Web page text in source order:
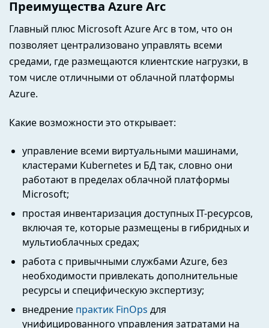
Преимущества Azure Arc
Главный плюс Microsoft Azure Arc в том, что он
позволяет централизовано управлять всеми
средами, где размещаются клиентские нагрузки, в
том числе отличными от облачной платформы
Azure.
Какие возможности это открывает:
управление всеми виртуальными машинами,
кластерами Kubernetes и БД так, словно они
работают в пределах облачной платформы
Microsoft;
простая инвентаризация доступных IT-ресурсов,
включая те, которые размещены в гибридных и
мультиоблачных средах;
работа с привычными службами Azure, без
необходимости привлекать дополнительные
ресурсы и специфическую экспертизу;
внедрение практик FinOps для
унифицированного управления затратами на